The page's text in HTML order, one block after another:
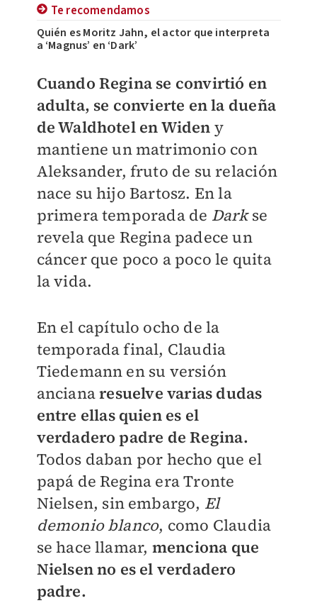
Te recomendamos
Quién es Moritz Jahn, el actor que interpreta
a ‘Magnus’ en ‘Dark’
Cuando Regina se convirtió en
adulta, se convierte en la dueña
de Waldhotel en Widen y
mantiene un matrimonio con
Aleksander, fruto de su relación
nace su hijo Bartosz. En la
primera temporada de Darkse
revela que Regina padece un
cáncer que poco a poco le quita
la vida.
En el capítulo ocho de la
temporada final, Claudia
Tiedemann en su versión
ancianaresuelve varias dudas
entre ellas quien es el
verdadero padre de Regina.
Todos daban por hecho que el
papá de Regina era Tronte
Nielsen, sin embargo, El
demonio blanco, como Claudia
se hace llamar, menciona que
Nielsen no es el verdadero
padre.